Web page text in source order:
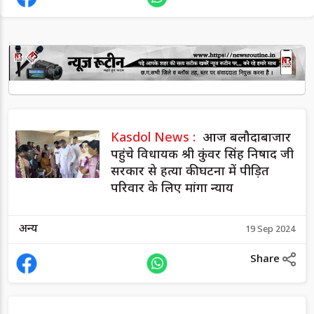
Kasdol News : आज बलौदाबाजार
पहुंचे विधायक श्री कुंवर सिंह निषाद जी
सरकार से हत्या की घटना में पीड़ित
परिवार के लिए मांगा न्याय
अन्य 19 Sep 2024
Share